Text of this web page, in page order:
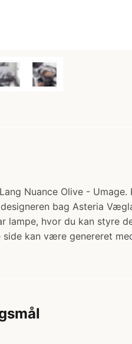
Nuance Olive -
bag Asteria
lampe, hvor du kan styre
side kan være genereret